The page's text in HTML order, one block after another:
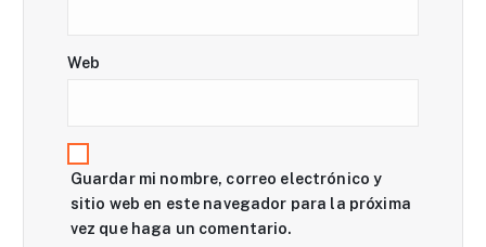
Web
Guardar mi nombre, correo electrónico y
sitio web en este navegador para la próxima
vez que haga un comentario.